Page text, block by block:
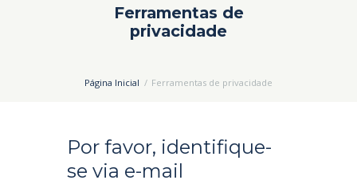
Ferramentas de
privacidade
Página Inicial Ferramentas de privacidade
Por favor, identifique-
se via e-mail